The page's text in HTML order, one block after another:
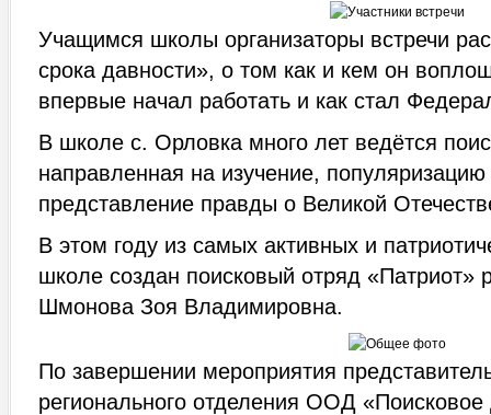
Учащимся школы организаторы встречи
срока давности», о том как и кем он
впервые начал работать и как стал
В школе с. Орловка много лет ведётся
направленная на изучение,
представление правды о Великой
В этом году из самых активных и
школе создан поисковый отряд «Патриот»
Шмонова Зоя Владимировна.
По завершении мероприятия
регионального отделения ООД